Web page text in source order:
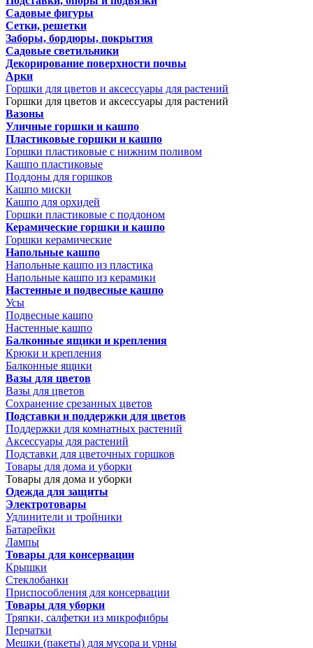
Садовые фигуры
Сетки, решетки
Заборы, бордюры, покрытия
Садовые светильники
Декорирование поверхности почвы
Арки
Горшки для цветов и аксессуары для растений
Горшки для цветов и аксессуары для растений
Вазоны
Уличные горшки и кашпо
Пластиковые горшки и кашпо
Горшки пластиковые с нижним поливом
Кашпо пластиковые
Поддоны для горшков
Кашпо миски
Кашпо для орхидей
Горшки пластиковые с поддоном
Керамические горшки и кашпо
Горшки керамические
Напольные кашпо
Напольные кашпо из пластика
Напольные кашпо из керамики
Настенные и подвесные кашпо
Усы
Подвесные кашпо
Настенные кашпо
Балконные ящики и крепления
Крюки и крепления
Балконные ящики
Вазы для цветов
Вазы для цветов
Сохранение срезанных цветов
Подставки и поддержки для цветов
Поддержки для комнатных растений
Аксессуары для растений
Подставки для цветочных горшков
Товары для дома и уборки
Товары для дома и уборки
Одежда для защиты
Электротовары
Удлинители и тройники
Батарейки
Лампы
Товары для консервации
Крышки
Стеклобанки
Приспособления для консервации
Товары для уборки
Тряпки, салфетки из микрофибры
Перчатки
Мешки (пакеты) для мусора и урны